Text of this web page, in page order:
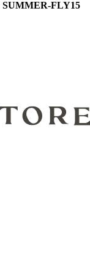
SUMMER-FLY15